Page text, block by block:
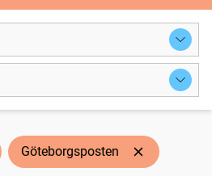
Göteborgsposten